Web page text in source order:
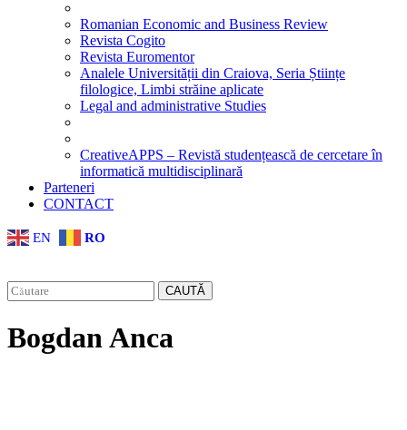
Romanian Economic and Business Review
Revista Cogito
Revista Euromentor
Analele Universității din Craiova, Seria Științe
filologice, Limbi străine aplicate
Legal and administrative Studies
CreativeAPPS – Revistă studențească de cercetare în
informatică multidisciplinară
Parteneri
CONTACT
EN RO
CAUTĂ
Bogdan Anca